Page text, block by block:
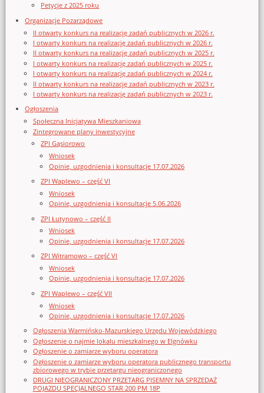
Petycje z 2025 roku
Organizacje Pozarządowe
II otwarty konkurs na realizację zadań publicznych w 2026 r.
I otwarty konkurs na realizację zadań publicznych w 2026 r.
II otwarty konkurs na realizację zadań publicznych w 2025 r.
I otwarty konkurs na realizację zadań publicznych w 2025 r.
I otwarty konkurs na realizację zadań publicznych w 2024 r.
II otwarty konkurs na realizację zadań publicznych w 2023 r.
I otwarty konkurs na realizację zadań publicznych w 2023 r.
Ogłoszenia
Społeczna Inicjatywa Mieszkaniowa
Zintegrowane plany inwestycyjne
ZPI Gąsiorowo
Wniosek
Opinie, uzgodnienia i konsultacje 17.07.2026
ZPI Waplewo – część VI
Wniosek
Opinie, uzgodnienia i konsultacje 5.06.2026
ZPI Łutynowo – część II
Wniosek
Opinie, uzgodnienia i konsultacje 17.07.2026
ZPI Witramowo – część VI
Wniosek
Opinie, uzgodnienia i konsultacje 17.07.2026
ZPI Waplewo – część VII
Wniosek
Opinie, uzgodnienia i konsultacje 17.07.2026
Ogłoszenia Warmińsko-Mazurskiego Urzędu Wojewódzkiego
Ogłoszenie o najmie lokalu mieszkalnego w Elgnówku
Ogłoszenie o zamiarze wyboru operatora
Ogłoszenie o zamiarze wyboru operatora publicznego transportu
zbiorowego w trybie przetargu nieograniczonego
DRUGI NIEOGRANICZONY PRZETARG PISEMNY NA SPRZEDAŻ
POJAZDU SPECJALNEGO STAR 200 PM 18P